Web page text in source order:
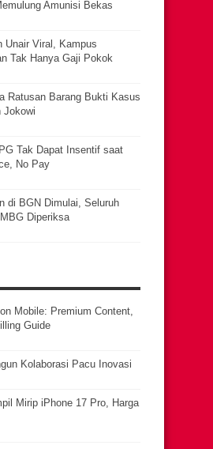
Amunisi Bekas
Unair Viral, Kampus
Tak Hanya Gaji Pokok
Ratusan Barang Bukti Kasus
Jokowi
Tak Dapat Insentif saat
No Pay
di BGN Dimulai, Seluruh
Diperiksa
Mobile: Premium Content,
Guide
Kolaborasi Pacu Inovasi
Mirip iPhone 17 Pro, Harga